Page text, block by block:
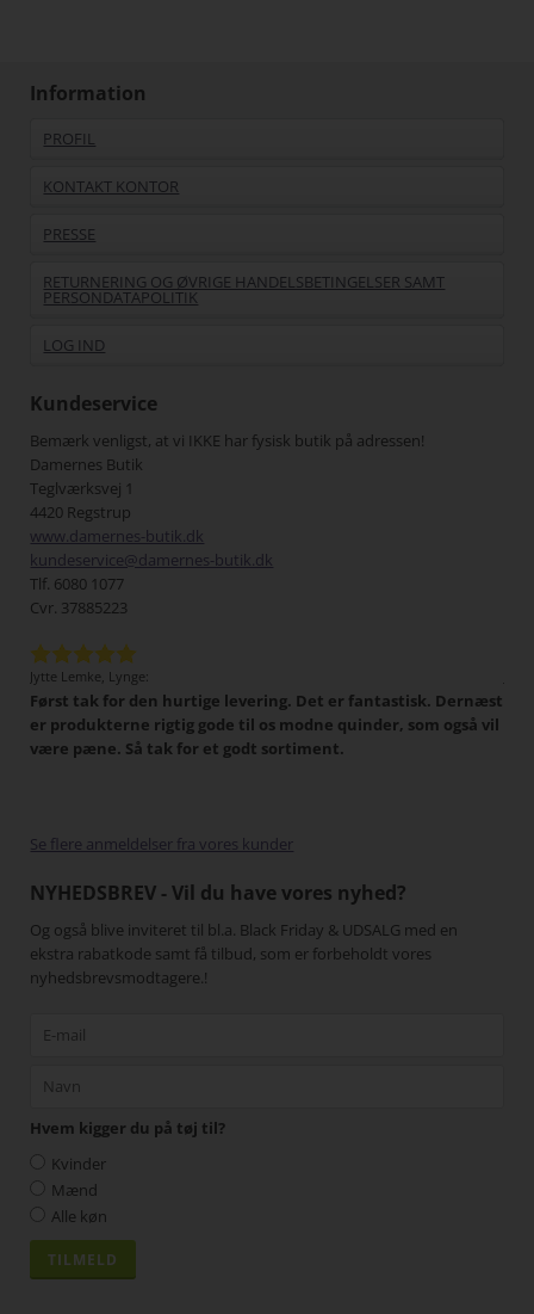
Information
PROFIL
KONTAKT KONTOR
PRESSE
RETURNERING OG ØVRIGE HANDELSBETINGELSER SAMT
PERSONDATAPOLITIK
LOG IND
Kundeservice
Bemærk venligst, at vi IKKE har fysisk butik på adressen!
Damernes Butik
Teglværksvej 1
4420 Regstrup
www.damernes-butik.dk
kundeservice@damernes-butik.dk
Tlf. 6080 1077
Cvr. 37885223
Jytte Lemke, Lynge:
Først tak for den hurtige levering. Det er fantastisk. Dernæst
er produkterne rigtig gode til os modne quinder, som også vil
være pæne. Så tak for et godt sortiment.
Se flere anmeldelser fra vores kunder
NYHEDSBREV - Vil du have vores nyhed?
Og også blive inviteret til bl.a. Black Friday & UDSALG med en
ekstra rabatkode samt få tilbud, som er forbeholdt vores
nyhedsbrevsmodtagere.!
Hvem kigger du på tøj til?
Kvinder
Mænd
Alle køn